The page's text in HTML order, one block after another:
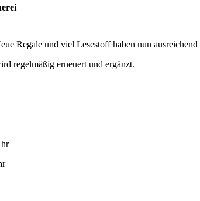
Regale und viel Lesestoff haben nun ausreichend
regelmäßig erneuert und ergänzt.